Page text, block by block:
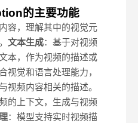
的主要功能
容，理解其中的视觉元
文本生成：基于对视频
本，作为视频的描述或
视觉和语言处理能力，
视频内容相关的描述。
的上下文，生成与视频
：模型支持实时视频描